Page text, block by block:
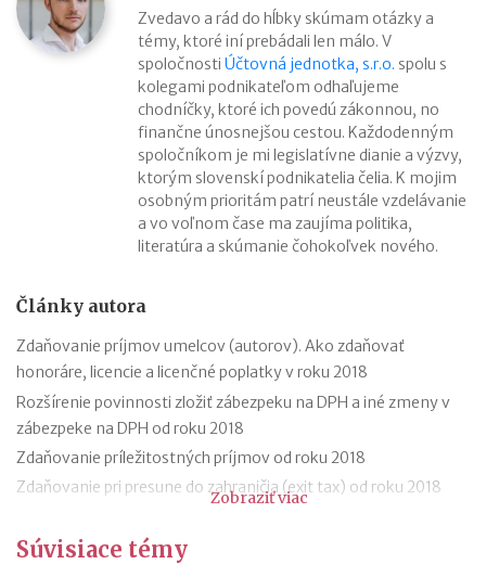
Zvedavo a rád do hĺbky skúmam otázky a
témy, ktoré iní prebádali len málo. V
spoločnosti Účtovná jednotka, s.r.o. spolu s
kolegami podnikateľom odhaľujeme
chodníčky, ktoré ich povedú zákonnou, no
finančne únosnejšou cestou. Každodenným
spoločníkom je mi legislatívne dianie a výzvy,
ktorým slovenskí podnikatelia čelia. K mojim
osobným prioritám patrí neustále vzdelávanie
a vo voľnom čase ma zaujíma politika,
literatúra a skúmanie čohokoľvek nového.
Články autora
Zdaňovanie príjmov umelcov (autorov). Ako zdaňovať
honoráre, licencie a licenčné poplatky v roku 2018
Rozšírenie povinnosti zložiť zábezpeku na DPH a iné zmeny v
zábezpeke na DPH od roku 2018
Zdaňovanie príležitostných príjmov od roku 2018
Zdaňovanie pri presune do zahraničia (exit tax) od roku 2018
Daňový bonus na hypotéky pre mladých od roku 2018
Zobraziť viac
Súvisiace témy